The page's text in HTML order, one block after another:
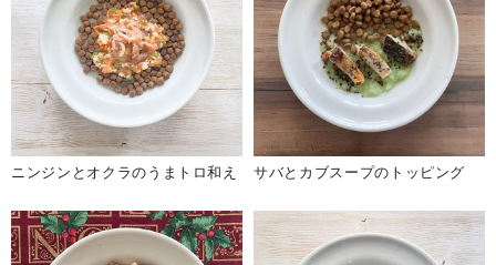
ニンジンとオクラのうまトロ和え サバとカブスープのトッピング